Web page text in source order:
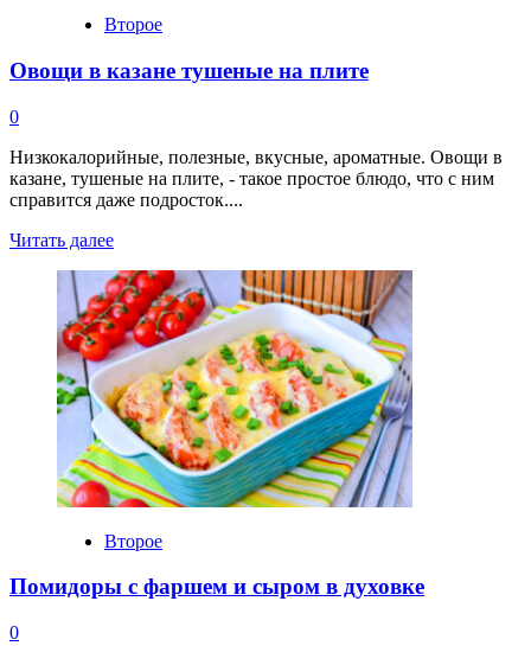
Второе
Овощи в казане тушеные на плите
0
Низкокалорийные, полезные, вкусные, ароматные. Овощи в
казане, тушеные на плите, - такое простое блюдо, что с ним
справится даже подросток....
Читать далееПрочитать
о
Овощи
в
казане
тушеные
на
плите
Второе
Помидоры с фаршем и сыром в духовке
0